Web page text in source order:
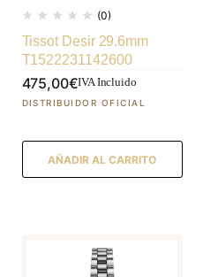
(0)
Tissot Desir 29.6mm
T1522231142600
475,00€IVA Incluido
AÑADIR AL CARRITO